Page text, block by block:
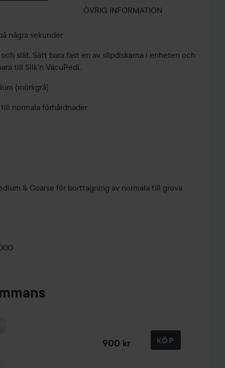
ÖVRIG INFORMATION
några sekunder
slät. Sätt bara fast en av slipdiskarna i enheten och
till Silk’n VacuPedi.
(mörkgrå)
normala förhårdnader
& Coarse för borttagning av normala till grova
900 kr KÖP